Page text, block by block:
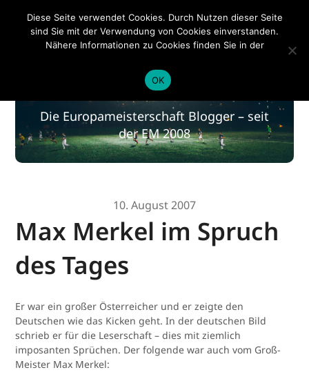
EM 2020
EM 2020
Die Europameisterschaft Blogger – seit
der EM 2008
10. August 2007
Max Merkel im Spruch
des Tages
Er war ein großer Österreicher und er zeigte den
Deutschen wie das Kicken geht. In der deutschen Bild
schrieb er für die Leserschaft – dies mit ziemlich
imposanten Sprüchen. Der folgende war auch vom Groß-
Meister Max Merkel:
Diese Seite verwendet Cookies. Durch Nutzen dieser Seite
sind Sie mit der Verwendung von Cookies einverstanden.
Nähere Informationen zu Cookies finden Sie in der
OK